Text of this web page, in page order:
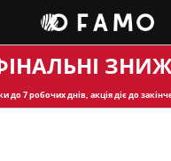
до 7 робочих днів, акція діє до